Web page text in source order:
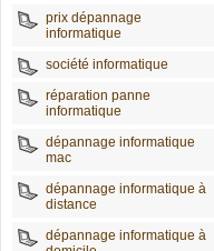
prix dépannage
informatique
société informatique
réparation panne
informatique
dépannage informatique
mac
dépannage informatique à
distance
dépannage informatique à